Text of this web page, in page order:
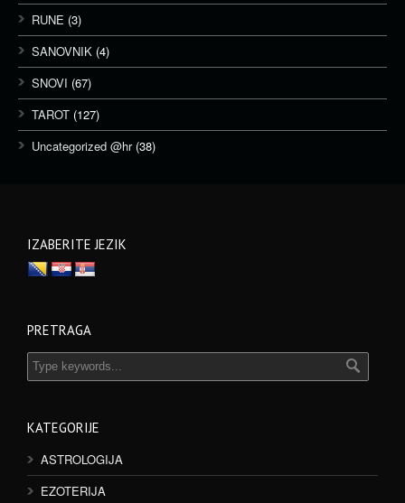
RUNE (3)
SANOVNIK (4)
SNOVI (67)
TAROT (127)
Uncategorized @hr(38)
IZABERITE JEZIK
PRETRAGA
KATEGORIJE
ASTROLOGIJA
EZOTERIJA